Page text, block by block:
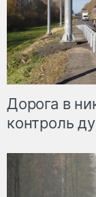
Дорога в
контроль